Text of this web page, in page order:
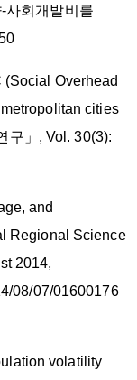
사회개발비를
(Social Overhead
cities
구」, Vol. 30(3):
and
Regional Science
2014,
08/07/01600176
volatility